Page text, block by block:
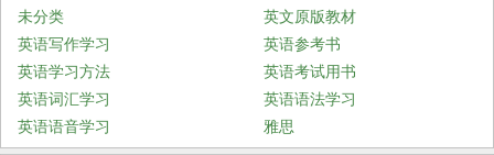
未分类
英文原版教材
英语写作学习
英语参考书
英语学习方法
英语考试用书
英语词汇学习
英语语法学习
英语语音学习
雅思